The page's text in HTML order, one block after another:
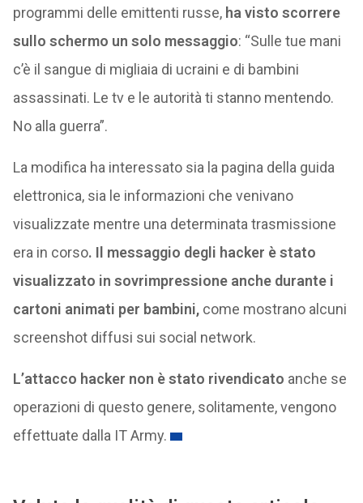
programmi delle emittenti russe,ha visto scorrere
sullo schermo un solo messaggio: “Sulle tue mani
c’è il sangue di migliaia di ucraini e di bambini
assassinati. Le tv e le autorità ti stanno mentendo.
No alla guerra”.
La modifica ha interessato sia la pagina della guida
elettronica, sia le informazioni che venivano
visualizzate mentre una determinata trasmissione
era in corso. Il messaggio degli hacker è stato
visualizzato in sovrimpressione anche durante i
cartoni animati per bambini,come mostrano alcuni
screenshot diffusi sui social network.
L’attacco hacker non è stato rivendicato anche se
operazioni di questo genere, solitamente, vengono
effettuate dalla IT Army.